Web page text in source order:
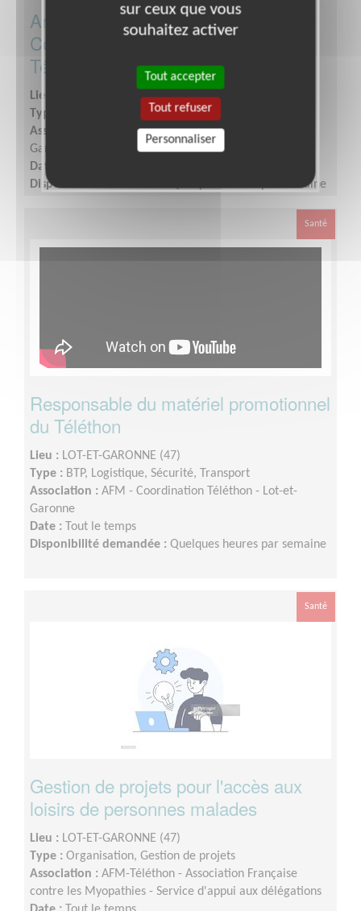
Animateur de secteur : Mobiliser -
Communiquer - Développer le
Téléthon
Lieu :
LOT-ET-GARONNE (47)
Type :
Développement, Fonds, Partenariats
Association :
AFM - Coordination Téléthon - Lot-et-
Garonne
Date :
Disponibilité demandée :
Quelques heures par semaine
Santé
Responsable du matériel promotionnel
du Téléthon
Lieu : LOT-ET-GARONNE (47)
Type : BTP, Logistique, Sécurité, Transport
Association : AFM - Coordination Téléthon - Lot-et-
Garonne
Date :
Tout le temps
Disponibilité demandée : Quelques heures par semaine
Santé
Gestion de projets pour l'accès aux
loisirs de personnes malades
Lieu : LOT-ET-GARONNE (47)
Type : Organisation, Gestion de projets
Association : AFM-Téléthon - Association Française
contre les Myopathies - Service d'appui aux délégations
sur ceux que vous
souhaitez activer
Tout accepter
Tout refuser
Personnaliser